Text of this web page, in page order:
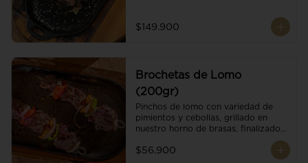
cristales de sal y mantequilla de ajo
y pimientos. Dos guarniciones a
$149.900
Brochetas de Lomo
(200gr)
Pinchos de lomo con variedad de
pimientos y cebollas, grillado en
nuestro horno de brasas, finalizado
con cristales de sal. Acompañado de
salsa criolla.
$56.900